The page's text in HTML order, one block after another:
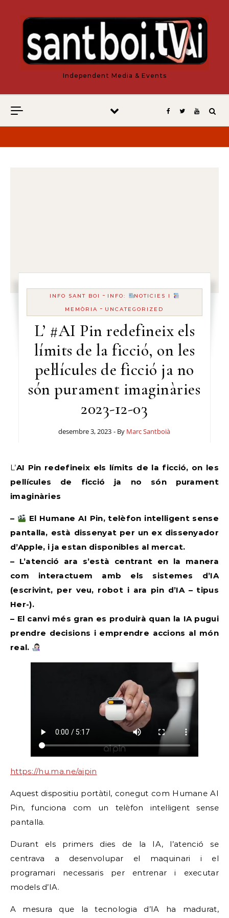
Independent Media & Events
INFO SANT BOI - INFO:
NOTICIES I
MEMÒRIA - UNCATEGORIZED
L’ #AI Pin redefineix els
límits de la ficció, on les
pel·lícules de ficció ja no
són purament imaginàries
2023-12-03
desembre 3, 2023 - By Marc Santboià
L’AI Pin redefineix els límits de la ficció, on les
pel·lícules de ficció ja no són purament
imaginàries
–
El Humane AI Pin, telèfon intel·ligent sense
pantalla, està dissenyat per un ex dissenyador
d’Apple, i ja estan disponibles al mercat.
– L’atenció ara s’està centrant en la manera
com interactuem amb els sistemes d’IA
(escrivint, per veu, robot i ara pin d’IA – tipus
Her-).
– El canvi més gran es produirà quan la IA pugui
prendre decisions i emprendre accions al món
real.
https://hu.ma.ne/aipin
Aquest dispositiu portàtil, conegut com Humane AI
Pin, funciona com un telèfon intel·ligent sense
pantalla.
Durant els primers dies de la IA, l’atenció se
centrava a desenvolupar el maquinari i el
programari necessaris per entrenar i executar
models d’IA.
A mesura que la tecnologia d’IA ha madurat,